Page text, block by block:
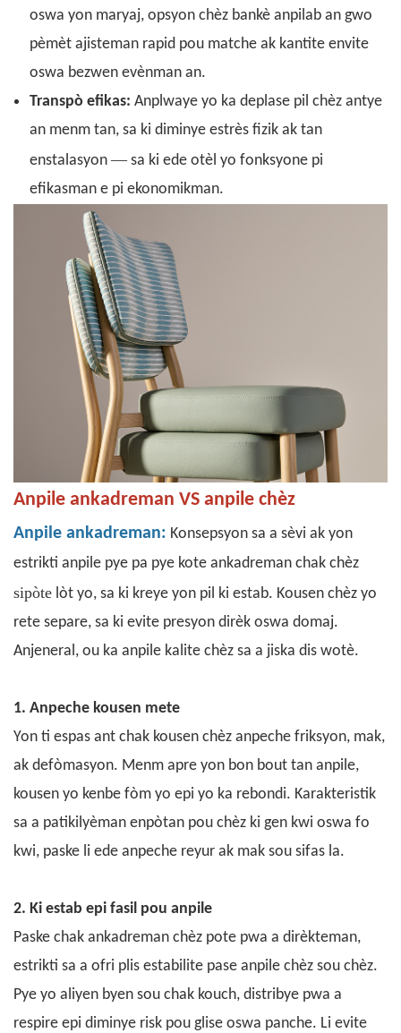
oswa yon maryaj, opsyon chèz bankè anpilab an gwo
pèmèt ajisteman rapid pou matche ak kantite envite
oswa bezwen evènman an.
Transpò efikas: Anplwaye yo ka deplase pil chèz antye
an menm tan, sa ki diminye estrès fizik ak tan
enstalasyon — sa ki ede otèl yo fonksyone pi
efikasman e pi ekonomikman.
Anpile ankadreman VS anpile chèz
Anpile ankadreman: Konsepsyon sa a sèvi ak yon
estrikti anpile pye pa pye kote ankadreman chak chèz
sipòte lòt yo, sa ki kreye yon pil ki estab. Kousen chèz yo
rete separe, sa ki evite presyon dirèk oswa domaj.
Anjeneral, ou ka anpile kalite chèz sa a jiska dis wotè.
1. Anpeche kousen mete
Yon ti espas ant chak kousen chèz anpeche friksyon, mak,
ak defòmasyon. Menm apre yon bon bout tan anpile,
kousen yo kenbe fòm yo epi yo ka rebondi. Karakteristik
sa a patikilyèman enpòtan pou chèz ki gen kwi oswa fo
kwi, paske li ede anpeche reyur ak mak sou sifas la.
2. Ki estab epi fasil pou anpile
Paske chak ankadreman chèz pote pwa a dirèkteman,
estrikti sa a ofri plis estabilite pase anpile chèz sou chèz.
Pye yo aliyen byen sou chak kouch, distribye pwa a
respire epi diminye risk pou glise oswa panche. Li evite